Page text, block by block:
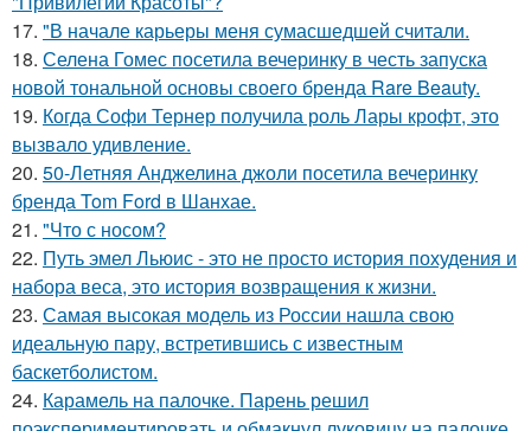
17. "В начале карьеры меня сумасшедшей считали.
18. Селена Гомес посетила вечеринку в честь запуска
новой тональной основы своего бренда Rare Beauty.
19. Когда Софи Тернер получила роль Лары крофт, это
вызвало удивление.
20. 50-Летняя Анджелина джоли посетила вечеринку
бренда Tom Ford в Шанхае.
21. "Что с носом?
22. Путь эмел Льюис - это не просто история похудения и
набора веса, это история возвращения к жизни.
23. Самая высокая модель из России нашла свою
идеальную пару, встретившись с известным
баскетболистом.
24. Карамель на палочке. Парень решил